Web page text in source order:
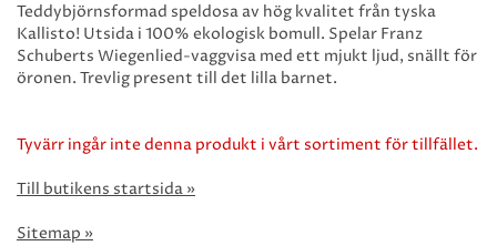
Teddybjörnsformad speldosa av hög kvalitet från tyska
Kallisto! Utsida i 100% ekologisk bomull. Spelar Franz
Schuberts Wiegenlied-vaggvisa med ett mjukt ljud, snällt för
öronen. Trevlig present till det lilla barnet.
Tyvärr ingår inte denna produkt i vårt sortiment för tillfället.
Till butikens startsida »
Sitemap »